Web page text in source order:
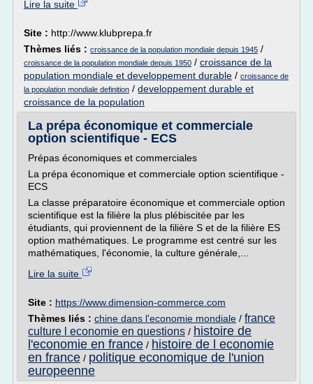
Lire la suite
Site : http://www.klubprepa.fr
Thèmes liés : croissance de la population mondiale depuis 1945 /
croissance de la population mondiale depuis 1950 / croissance de la
population mondiale et developpement durable / croissance de
la population mondiale definition / developpement durable et
croissance de la population
La prépa économique et commerciale
option scientifique - ECS
Prépas économiques et commerciales
La prépa économique et commerciale option scientifique -
ECS
La classe préparatoire économique et commerciale option
scientifique est la filière la plus plébiscitée par les
étudiants, qui proviennent de la filière S et de la filière ES
option mathématiques. Le programme est centré sur les
mathématiques, l'économie, la culture générale,...
Lire la suite
Site : https://www.dimension-commerce.com
Thèmes liés : chine dans l'economie mondiale / france
culture l economie en questions / histoire de
l'economie en france / histoire de l economie
en france / politique economique de l'union
europeenne